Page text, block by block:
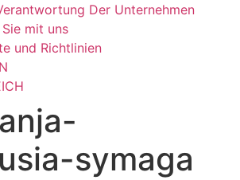
Der Unternehmen
mit uns
und Richtlinien
symaga